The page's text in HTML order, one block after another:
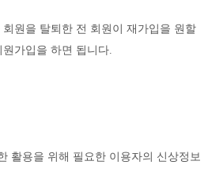
원을 탈퇴한 전 회원이 재가입을 원할
가입을 하면 됩니다.
활용을 위해 필요한 이용자의 신상정보